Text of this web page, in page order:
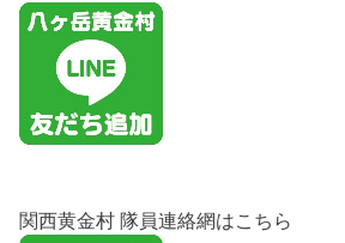
関西黄金村 隊員連絡網はこちら